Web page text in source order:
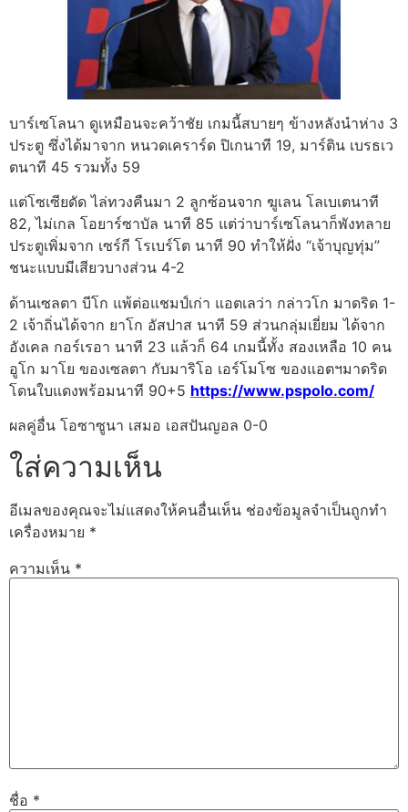
บาร์เซโลนา ดูเหมือนจะคว้าชัย เกมนี้สบายๆ ข้างหลังนำห่าง 3
ประตู ซึ่งได้มาจาก หนวดเคราร์ด ปิเกนาที 19, มาร์ติน เบรธเว
ตนาที 45 รวมทั้ง 59
แต่โซเซียดัด ไล่ทวงคืนมา 2 ลูกซ้อนจาก ฆูเลน โลเบเตนาที
82, ไม่เกล โอยาร์ซาบัล นาที 85 แต่ว่าบาร์เซโลนาก็พังทลาย
ประตูเพิ่มจาก เซร์กี โรเบร์โต นาที 90 ทำให้ฝั่ง “เจ้าบุญทุ่ม”
ชนะแบบมีเสียวบางส่วน 4-2
ด้านเซลตา บีโก แพ้ต่อแชมป์เก่า แอตเลว่า กล่าวโก มาดริด 1-
2 เจ้าถิ่นได้จาก ยาโก อัสปาส นาที 59 ส่วนกลุ่มเยี่ยม ได้จาก
อังเคล กอร์เรอา นาที 23 แล้วก็ 64 เกมนี้ทั้ง สองเหลือ 10 คน
อูโก มาโย ของเซลตา กับมาริโอ เอร์โมโซ ของแอตฯมาดริด
โดนใบแดงพร้อมนาที 90+5 https://www.pspolo.com/
ผลคู่อื่น โอซาซูนา เสมอ เอสปันญอล 0-0
ใส่ความเห็น
อีเมลของคุณจะไม่แสดงให้คนอื่นเห็น ช่องข้อมูลจำเป็นถูกทำ
เครื่องหมาย *
ความเห็น *
ชื่อ *